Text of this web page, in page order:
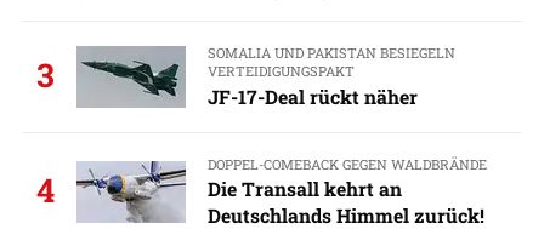
3
SOMALIA UND PAKISTAN BESIEGELN
VERTEIDIGUNGSPAKT
JF-17-Deal rückt näher
4
DOPPEL-COMEBACK GEGEN WALDBRÄNDE
Die Transall kehrt an
Deutschlands Himmel zurück!